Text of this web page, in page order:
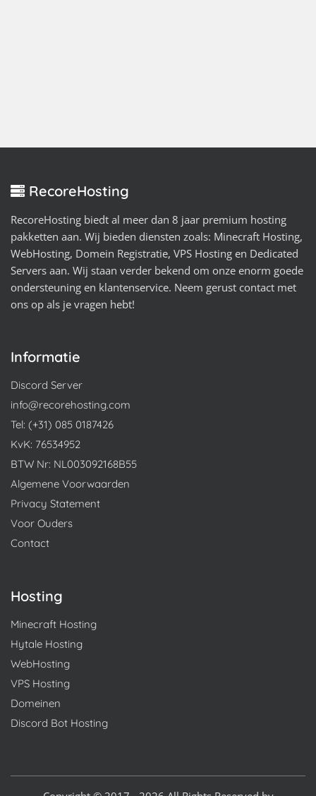
RecoreHosting
RecoreHosting biedt al meer dan 8 jaar premium hosting
pakketten aan. Wij bieden diensten zoals: Minecraft Hosting,
WebHosting, Domein Registratie, VPS Hosting en Dedicated
Servers aan. Wij staan verder bekend om onze enorm goede
ondersteuning en klantenservice. Neem gerust contact met
ons op als je vragen hebt!
Informatie
Discord Server
info@recorehosting.com
Tel: (+31) 085 0187426
KvK: 76534952
BTW Nr: NL003092168B55
Algemene Voorwaarden
Privacy Statement
Voor Ouders
Contact
Hosting
Minecraft Hosting
Hytale Hosting
WebHosting
VPS Hosting
Domeinen
Discord Bot Hosting